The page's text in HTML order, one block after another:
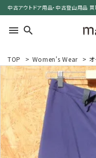
中古アウトドア用品・中古登山用品
menu search
カテゴリーで選ぶ
サイズで選ぶ
特集で選ぶ
TOP > Women's Wear >